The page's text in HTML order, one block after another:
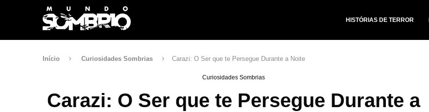
HISTÓRIAS DE TERROR
Início Curiosidades Sombrias Carazi: O Ser que te Persegue Durante a Noite
Curiosidades Sombrias
Carazi: O Ser que te Persegue Durante a